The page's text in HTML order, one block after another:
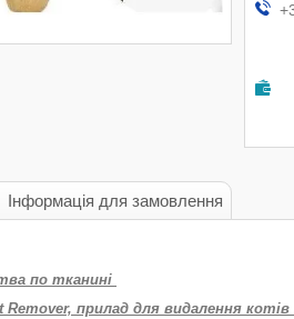
Інформація для замовлення
по тканині
прилад для видалення